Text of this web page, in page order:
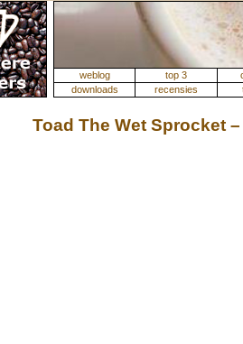
weblog top 3
downloads
recensies
Toad The Wet Sprocket